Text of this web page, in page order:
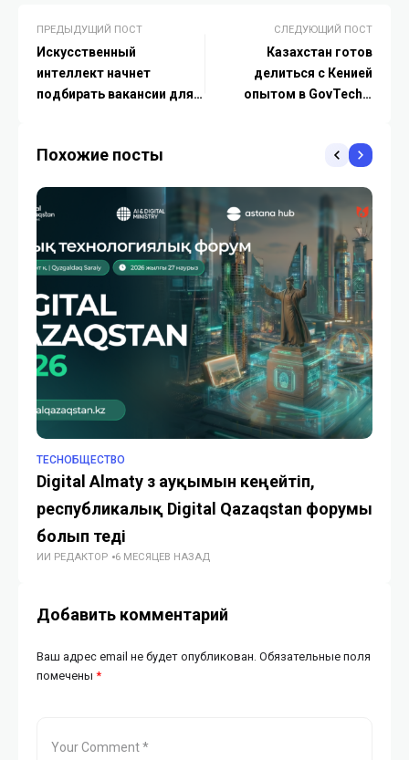
ПРЕДЫДУЩИЙ ПОСТ
Искусственный
интеллект начнет
подбирать вакансии для
СЛЕДУЮЩИЙ ПОСТ
Казахстан готов
делиться с Кенией
опытом в GovTech и
Похожие посты
TECHОБЩЕСТВО
Digital Almaty өз ауқымын кеңейтіп,
республикалық Digital Qazaqstan форумы
болып өтеді
ИИ РЕДАКТОР 6 МЕСЯЦЕВ НАЗАД
Добавить комментарий
Ваш адрес email не будет опубликован. Обязательные поля
помечены *